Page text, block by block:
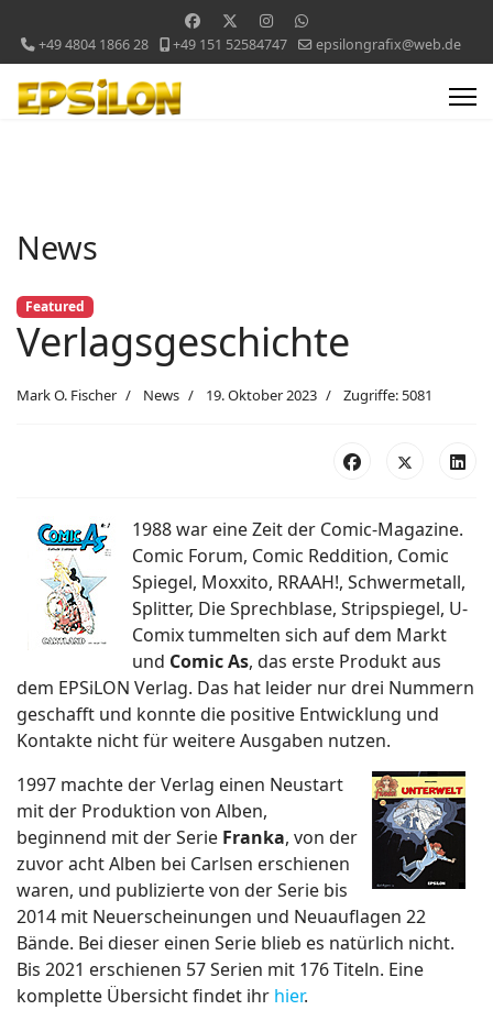
+49 4804 1866 28 +49 151 52584747 epsilongrafix@web.de
News
Featured
Verlagsgeschichte
Mark O. Fischer News 19. Oktober 2023 Zugriffe: 5081
1988 war eine Zeit der Comic-Magazine.
Comic Forum, Comic Reddition, Comic
Spiegel, Moxxito, RRAAH!, Schwermetall,
Splitter, Die Sprechblase, Stripspiegel, U-
Comix tummelten sich auf dem Markt
und Comic As, das erste Produkt aus
dem EPSiLON Verlag. Das hat leider nur drei Nummern
geschafft und konnte die positive Entwicklung und
Kontakte nicht für weitere Ausgaben nutzen.
1997 machte der Verlag einen Neustart
mit der Produktion von Alben,
beginnend mit der Serie Franka, von der
zuvor acht Alben bei Carlsen erschienen
waren, und publizierte von der Serie bis
2014 mit Neuerscheinungen und Neuauflagen 22
Bände. Bei dieser einen Serie blieb es natürlich nicht.
Bis 2021 erschienen 57 Serien mit 176 Titeln. Eine
komplette Übersicht findet ihr hier.